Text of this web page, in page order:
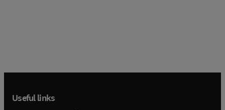
Useful links